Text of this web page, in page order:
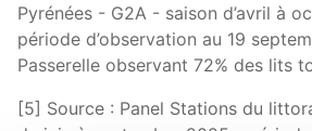
Pyrénées - G2A - saison d’avril à
période d’observation au 19
Passerelle observant 72% des lits
[5] Source : Panel Stations du